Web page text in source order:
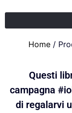
Home/
Questi
campagna
di regalarvi